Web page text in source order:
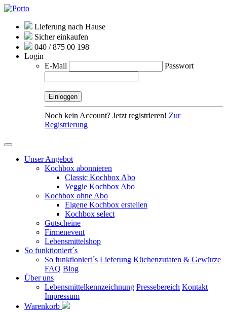
Lieferung nach Hause
Sicher einkaufen
040 / 875 00 198
Login
E-Mail
Passwort
Noch kein Account? Jetzt registrieren! Zur
Registrierung
Unser Angebot
Kochbox abonnieren
Classic Kochbox Abo
Veggie Kochbox Abo
Kochbox ohne Abo
Eigene Kochbox erstellen
Kochbox select
Gutscheine
Firmenevent
Lebensmittelshop
So funktioniert´s
So funktioniert´s Lieferung Küchenzutaten & Gewürze
FAQ Blog
Über uns
Lebensmittelkennzeichnung Pressebereich Kontakt
Impressum
Warenkorb